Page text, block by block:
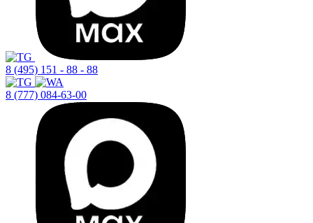
8 (495) 151 - 88 - 88
8 (777) 084-63-00